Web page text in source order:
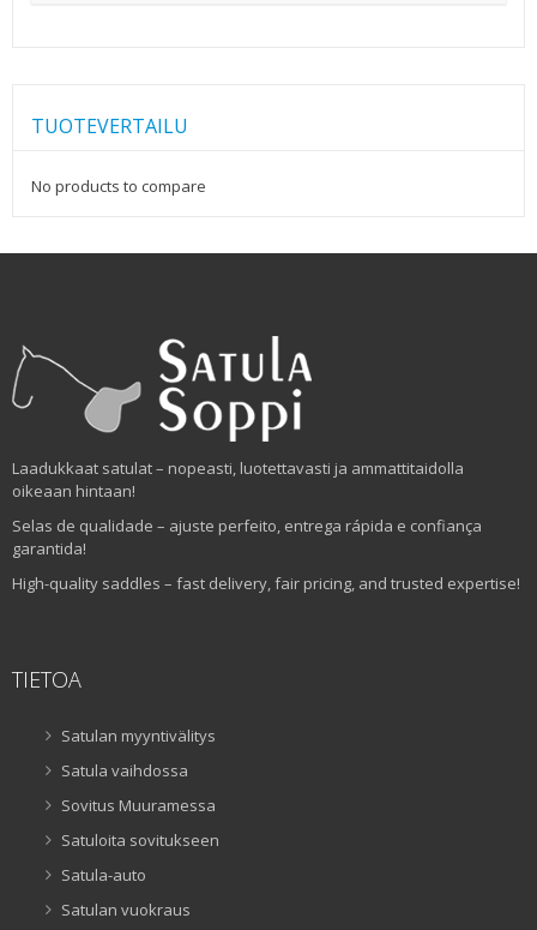
TUOTEVERTAILU
No products to compare
Laadukkaat satulat – nopeasti, luotettavasti ja ammattitaidolla
oikeaan hintaan!
Selas de qualidade – ajuste perfeito, entrega rápida e confiança
garantida!
High-quality saddles – fast delivery, fair pricing, and trusted expertise!
TIETOA
Satulan myyntivälitys
Satula vaihdossa
Sovitus Muuramessa
Satuloita sovitukseen
Satula-auto
Satulan vuokraus